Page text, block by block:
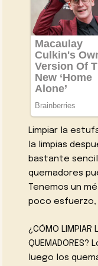
Limpiar la
la limpias
bastante
quemadores
Tenemos un
poco esfuerzo,
¿CÓMO LIMPIAR
luego los